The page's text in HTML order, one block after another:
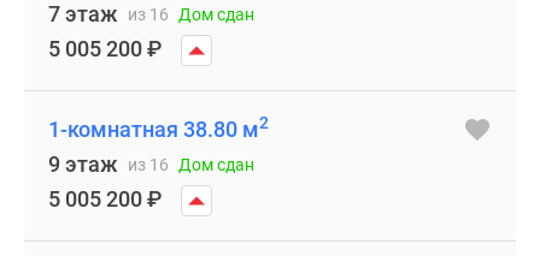
7 этаж из 16 Дом сдан
5 005 200₽
1-комнатная 38.80 м2
9 этаж из 16 Дом сдан
5 005 200₽